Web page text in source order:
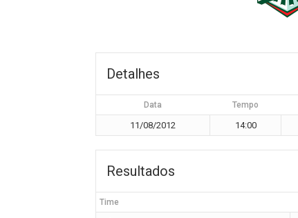
Detalhes
Data Tempo
11/08/2012 14:00
Resultados
Time